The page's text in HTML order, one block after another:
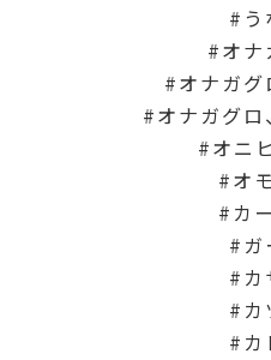
う
オナ
オナガグ
オナガグロ
オニ
オ
カ
ガ
カ
カ
カ